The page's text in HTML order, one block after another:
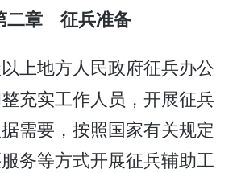
二章 征兵准备
上地方人民政府征兵办公
充实工作人员，开展征兵
需要，按照国家有关规定
务等方式开展征兵辅助工